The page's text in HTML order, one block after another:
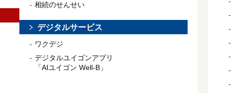
相続のせんせい
デジタルサービス
ワクデジ
デジタルユイゴンアプリ
「AIユイゴン Well-B」